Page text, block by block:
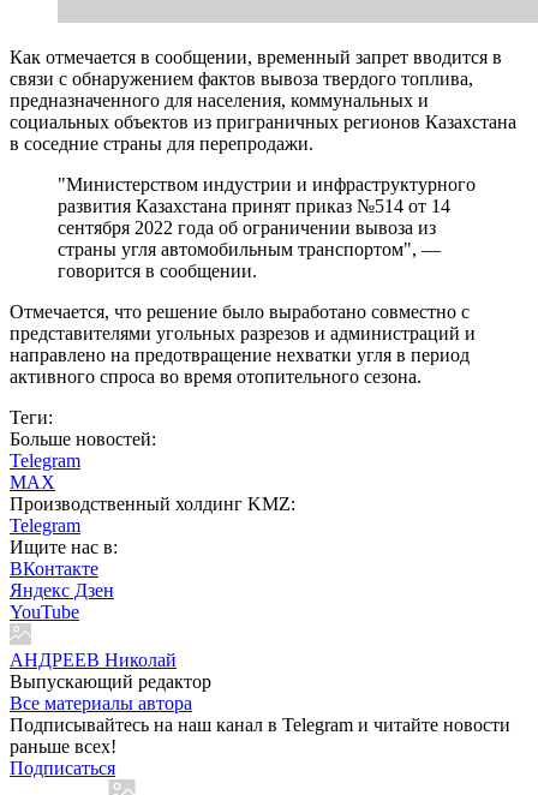
Как отмечается в сообщении, временный запрет вводится в
связи с обнаружением фактов вывоза твердого топлива,
предназначенного для населения, коммунальных и
социальных объектов из приграничных регионов Казахстана
в соседние страны для перепродажи.
"Министерством индустрии и инфраструктурного
развития Казахстана принят приказ №514 от 14
сентября 2022 года об ограничении вывоза из
страны угля автомобильным транспортом", —
говорится в сообщении.
Отмечается, что решение было выработано совместно с
представителями угольных разрезов и администраций и
направлено на предотвращение нехватки угля в период
активного спроса во время отопительного сезона.
Теги:
Больше новостей:
Telegram
MAX
Производственный холдинг KMZ:
Telegram
Ищите нас в:
ВКонтакте
Яндекс Дзен
YouTube
АНДРЕЕВ Николай
Выпускающий редактор
Все материалы автора
Подписывайтесь на наш канал в Telegram и читайте новости
раньше всех!
Подписаться